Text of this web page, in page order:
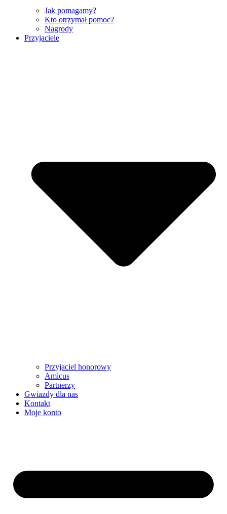
Jak pomagamy?
Kto otrzymał pomoc?
Nagrody
Przyjaciele
Przyjaciel honorowy
Amicus
Partnerzy
Gwiazdy dla nas
Kontakt
Moje konto